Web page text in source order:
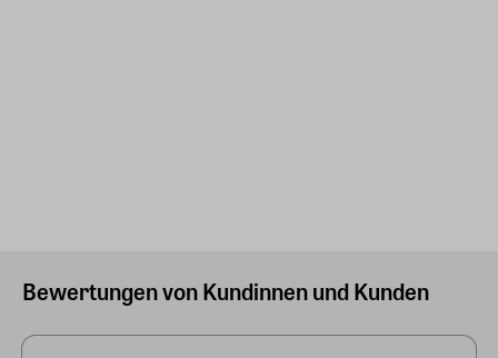
Bewertungen von Kundinnen und Kunden